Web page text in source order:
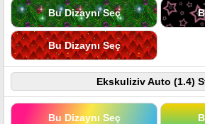
Bu Dizaynı Seç
Bu Dizaynı Seç
Ekskuliziv Auto (1.4)
Bu Dizaynı Seç